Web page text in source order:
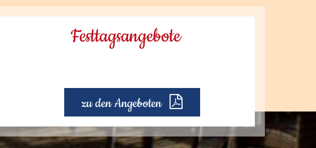
Festtagsangebote
zu den Angeboten